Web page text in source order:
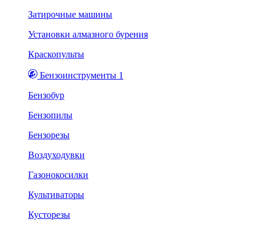
Затирочные машины
Установки алмазного бурения
Краскопульты
Бензоинструменты 1
Бензобур
Бензопилы
Бензорезы
Воздуходувки
Газонокосилки
Культиваторы
Кусторезы